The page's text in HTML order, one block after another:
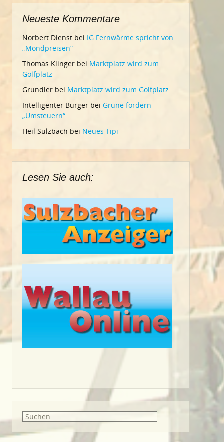
Neueste Kommentare
Norbert Dienst bei IG Fernwärme spricht von
„Mondpreisen“
Thomas Klinger bei Marktplatz wird zum
Golfplatz
Grundler bei Marktplatz wird zum Golfplatz
Intelligenter Bürger bei Grüne fordern
„Umsteuern“
Heil Sulzbach bei Neues Tipi
Lesen Sie auch:
Suche